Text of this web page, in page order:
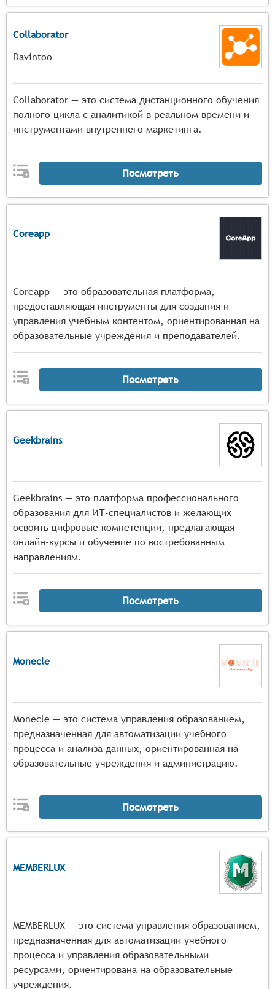
Collaborator
Davintoo
Collaborator — это система дистанционного обучения
полного цикла с аналитикой в реальном времени и
инструментами внутреннего маркетинга.
Посмотреть
Coreapp
Coreapp — это образовательная платформа,
предоставляющая инструменты для создания и
управления учебным контентом, ориентированная на
образовательные учреждения и преподавателей.
Посмотреть
Geekbrains
Geekbrains — это платформа профессионального
образования для ИТ-специалистов и желающих
освоить цифровые компетенции, предлагающая
онлайн-курсы и обучение по востребованным
направлениям.
Посмотреть
Monecle
Monecle — это система управления образованием,
предназначенная для автоматизации учебного
процесса и анализа данных, ориентированная на
образовательные учреждения и администрацию.
Посмотреть
MEMBERLUX
MEMBERLUX — это система управления образованием,
предназначенная для автоматизации учебного
процесса и управления образовательными
ресурсами, ориентирована на образовательные
учреждения.